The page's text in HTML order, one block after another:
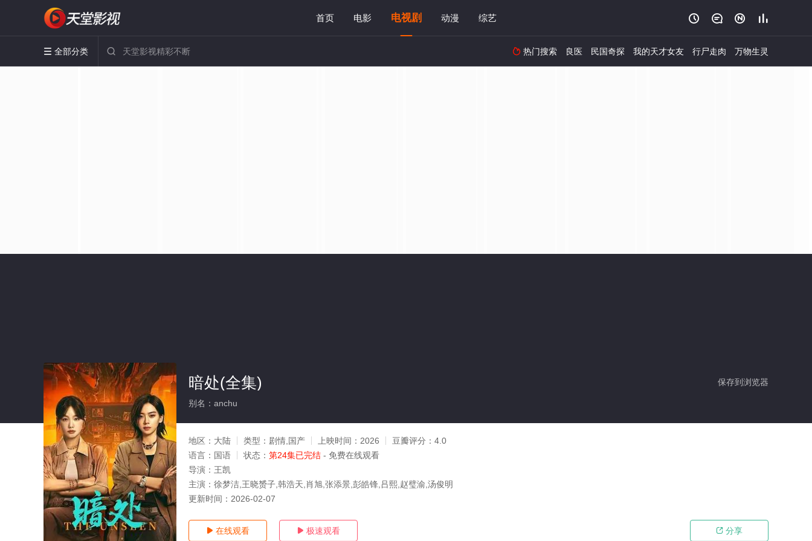
首页 电影 电视剧 动漫 综艺    
 全部分类   热门搜索 良医 民国奇探 我的天才女友 行尸走肉 万物生灵
保存到浏览器
暗处(全集)
别名：anchu
地区： 大陆 类型： 剧情,国产 上映时间： 2026 豆瓣评分： 4.0
语言： 国语 状态： 第24集已完结 - 免费在线观看
导演： 王凯
主演： 徐梦洁,王晓赟子,韩浩天,肖旭,张添景,彭皓锋,吕熙,赵璧渝,汤俊明
更新时间： 2026-02-07
 在线观看  极速观看  分享